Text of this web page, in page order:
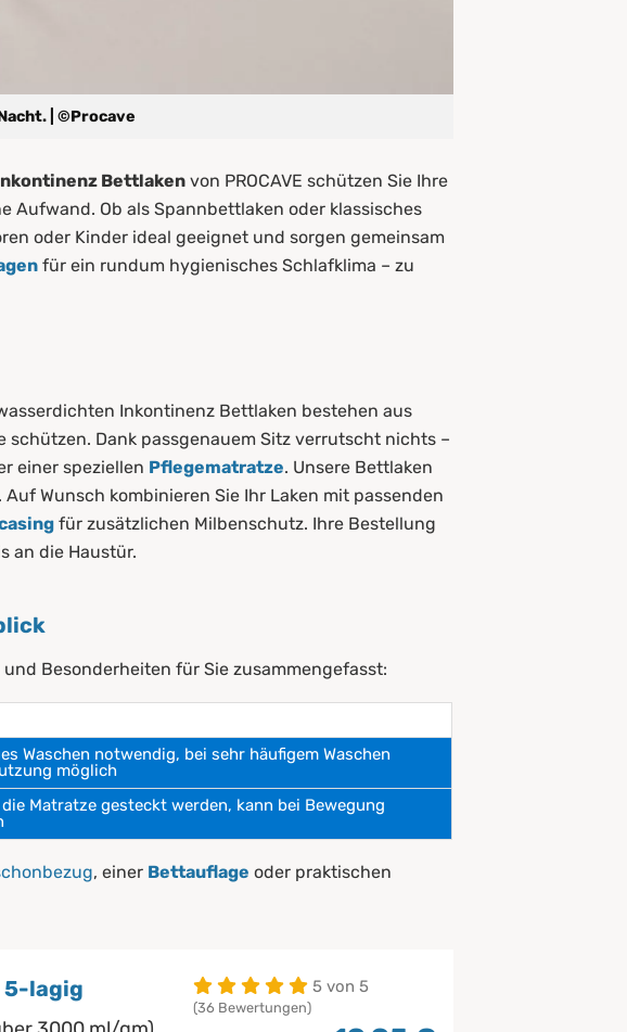
| ©Procave
Bettlaken von PROCAVE schützen Sie Ihre
Aufwand. Ob als Spannbettlaken oder klassisches
oder Kinder ideal geeignet und sorgen gemeinsam
für ein rundum hygienisches Schlafklima – zu
Inkontinenz Bettlaken bestehen aus
schützen. Dank passgenauem Sitz verrutscht nichts –
einer speziellen Pflegematratze. Unsere Bettlaken
Wunsch kombinieren Sie Ihr Laken mit passenden
für zusätzlichen Milbenschutz. Ihre Bestellung
an die Haustür.
Besonderheiten für Sie zusammengefasst:
Waschen notwendig, bei sehr häufigem Waschen
möglich
Matratze gesteckt werden, kann bei Bewegung
, einer Bettauflage oder praktischen
5-lagig 5 von 5
(36 Bewertungen)